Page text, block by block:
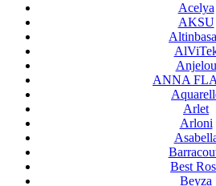
Acelya
AKSU
Anjelou
ANNA
Arlet
Arloni
Best
Beyza